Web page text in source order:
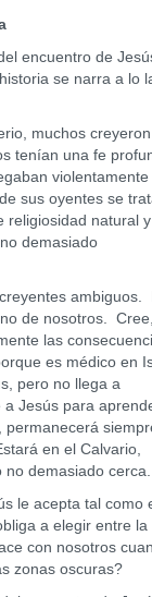
de
se narra a lo
muchos creyeron
tenían una fe
violentamente
sus oyentes se
religiosidad natural y
demasiado
ambiguos.
de nosotros.
las
es médico en
pero no llega a
Jesús para
en el Calvario,
demasiado cerca.
acepta tal como
a elegir entre la
con nosotros
zonas oscuras?